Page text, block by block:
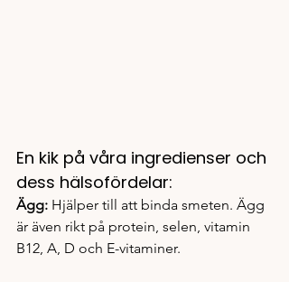
En kik på våra ingredienser och
dess hälsofördelar:
Ägg: Hjälper till att binda smeten. Ägg
är även rikt på protein, selen, vitamin
B12, A, D och E-vitaminer.